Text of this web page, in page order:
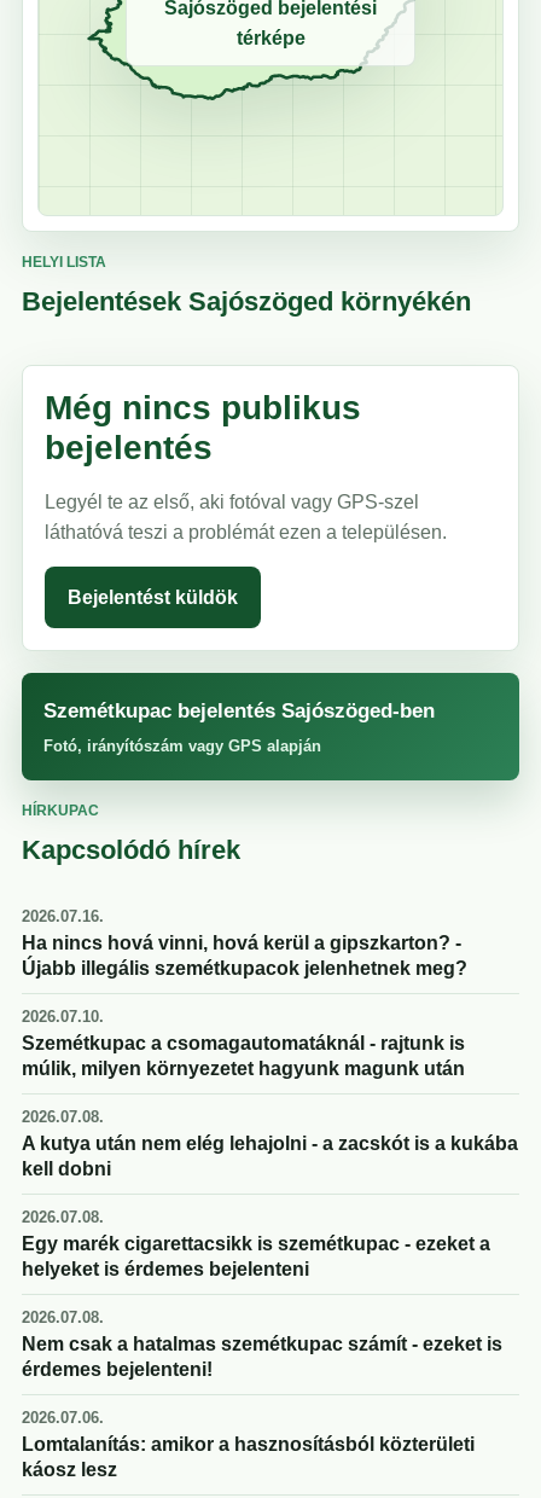
Sajószöged bejelentési
térképe
HELYI LISTA
Bejelentések Sajószöged környékén
Még nincs publikus
bejelentés
Legyél te az első, aki fotóval vagy GPS-szel
láthatóvá teszi a problémát ezen a településen.
Bejelentést küldök
Szemétkupac bejelentés Sajószöged-ben
Fotó, irányítószám vagy GPS alapján
HÍRKUPAC
Kapcsolódó hírek
2026.07.16.
Ha nincs hová vinni, hová kerül a gipszkarton? -
Újabb illegális szemétkupacok jelenhetnek meg?
2026.07.10.
Szemétkupac a csomagautomatáknál - rajtunk is
múlik, milyen környezetet hagyunk magunk után
2026.07.08.
A kutya után nem elég lehajolni - a zacskót is a kukába
kell dobni
2026.07.08.
Egy marék cigarettacsikk is szemétkupac - ezeket a
helyeket is érdemes bejelenteni
2026.07.08.
Nem csak a hatalmas szemétkupac számít - ezeket is
érdemes bejelenteni!
2026.07.06.
Lomtalanítás: amikor a hasznosításból közterületi
káosz lesz